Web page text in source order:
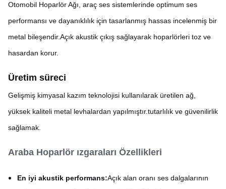
Otomobil Hoparlör Ağı, araç ses sistemlerinde optimum ses
performansı ve dayanıklılık için tasarlanmış hassas incelenmiş bir
metal bileşendir.Açık akustik çıkış sağlayarak hoparlörleri toz ve
hasardan korur.
Üretim süreci
Gelişmiş kimyasal kazım teknolojisi kullanılarak üretilen ağ,
yüksek kaliteli metal levhalardan yapılmıştır.tutarlılık ve güvenilirlik
sağlamak.
Araba Hoparlör ızgaraları Özellikleri
En iyi akustik performans:Açık alan oranı ses dalgalarının